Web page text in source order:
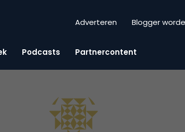
Adverteren Blogger
Podcasts Partnercontent